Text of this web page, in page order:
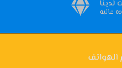
لدينا
عاليه
الهواتف